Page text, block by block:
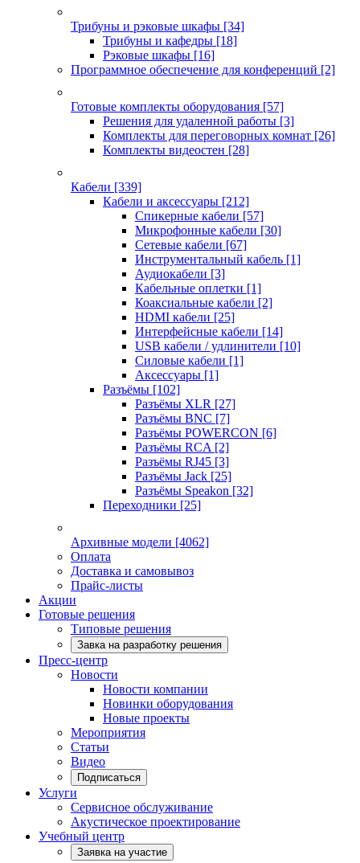
Трибуны и рэковые шкафы [34]
Трибуны и кафедры [18]
Рэковые шкафы [16]
Программное обеспечение для конференций [2]
Готовые комплекты оборудования [57]
Решения для удаленной работы [3]
Комплекты для переговорных комнат [26]
Комплекты видеостен [28]
Кабели [339]
Кабели и аксессуары [212]
Спикерные кабели [57]
Микрофонные кабели [30]
Сетевые кабели [67]
Инструментальный кабель [1]
Аудиокабели [3]
Кабельные оплетки [1]
Коаксиальные кабели [2]
HDMI кабели [25]
Интерфейсные кабели [14]
USB кабели / удлинители [10]
Силовые кабели [1]
Аксессуары [1]
Разъёмы [102]
Разъёмы XLR [27]
Разъёмы BNC [7]
Разъёмы POWERCON [6]
Разъёмы RCA [2]
Разъёмы RJ45 [3]
Разъёмы Jack [25]
Разъёмы Speakon [32]
Переходники [25]
Архивные модели [4062]
Оплата
Доставка и самовывоз
Прайс-листы
Акции
Готовые решения
Типовые решения
Завка на разработку решения
Пресс-центр
Новости
Новости компании
Новинки оборудования
Новые проекты
Мероприятия
Статьи
Видео
Подписаться
Услуги
Сервисное обслуживание
Акустическое проектирование
Учебный центр
Заявка на участие